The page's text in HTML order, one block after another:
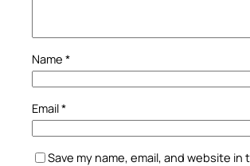
Name *
Email*
Save my name, email, and website in